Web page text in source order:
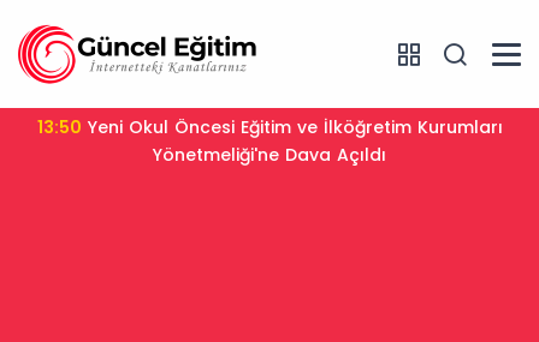
13:50
Yönetmeliği'ne Dava Açıldı